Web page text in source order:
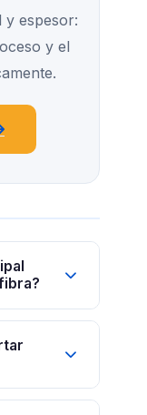
y espesor:
y el